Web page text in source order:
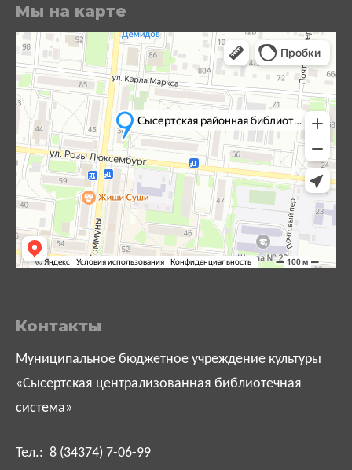
Мы на карте
Контакты
Муниципальное бюджетное учреждение культуры
«Сысертская централизованная библиотечная
система»
Тел.: 8 (34374) 7-06-99